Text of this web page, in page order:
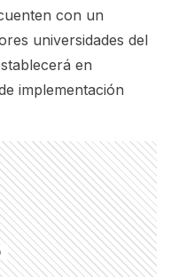
con un
universidades del
en
implementación